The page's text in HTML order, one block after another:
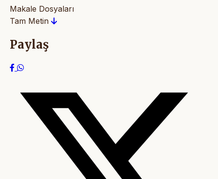
Makale Dosyaları
Tam Metin
Paylaş